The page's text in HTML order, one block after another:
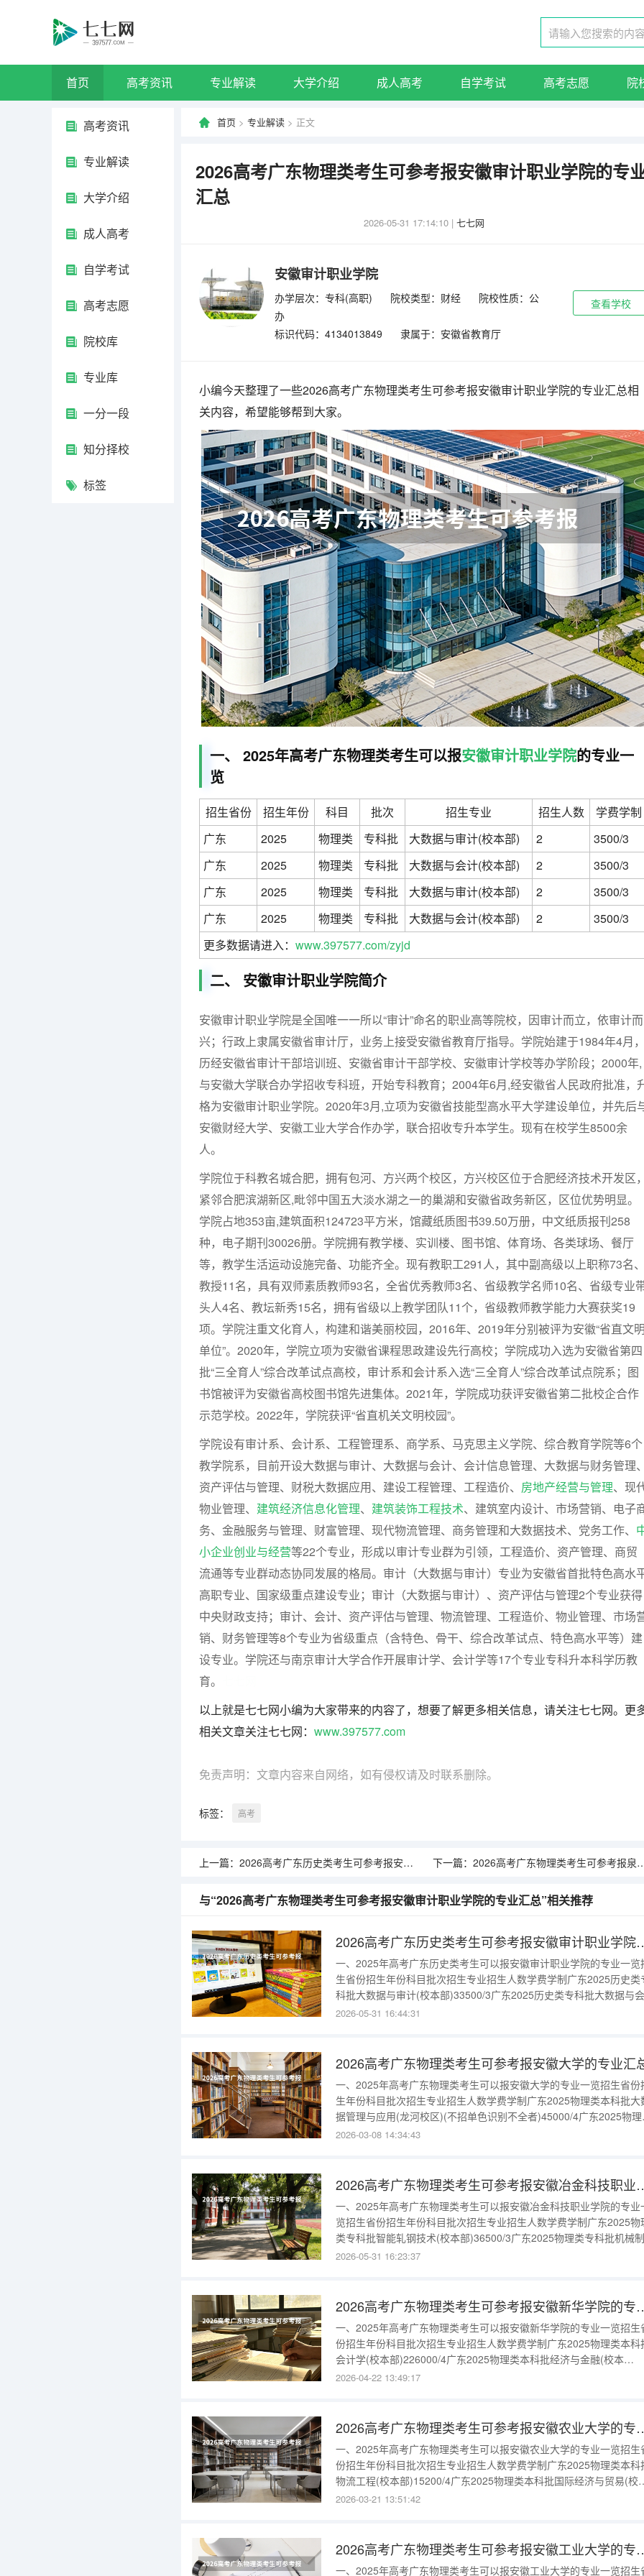
首页 高考资讯 专业解读 大学介绍 成人高考 自学考试 高考志愿 院
高考资讯
专业解读
大学介绍
成人高考
自学考试
高考志愿
院校库
专业库
一分一段
知分择校
标签
首页 > 专业解读 > 正文
2026高考广东物理类考生可参考报安徽审计职业学院的专
汇总
2026-05-31 17:14:10 | 七七网
安徽审计职业学院
办学层次：专科(高职) 院校类型：财经
院校性质：公
办
标识代码：4134013849
隶属于：安徽省教育厅
查看学校
小编今天整理了一些2026高考广东物理类考生可参考报安徽审计职业学院的专业汇总相
关内容，希望能够帮到大家。
一、 2025年高考广东物理类考生可以报安徽审计职业学院的专业一
览
招生省份 招生年份 科目 批次 招生专业 招生人数
学费学制
广东
2025 物理类 专科批 大数据与审计(校本部) 2
3500/3
广东
2025 物理类 专科批 大数据与会计(校本部) 2
3500/3
广东
2025 物理类 专科批 大数据与审计(校本部) 2
3500/3
广东
2025 物理类 专科批 大数据与会计(校本部) 2
3500/3
更多数据请进入： www.397577.com/zyjd
二、 安徽审计职业学院简介
安徽审计职业学院是全国唯一一所以“审计”命名的职业高等院校，因审计而立，依审计而
兴；行政上隶属安徽省审计厅，业务上接受安徽省教育厅指导。学院始建于1984年4月
历经安徽省审计干部培训班、安徽省审计干部学校、安徽审计学校等办学阶段；2000年,
与安徽大学联合办学招收专科班，开始专科教育；2004年6月,经安徽省人民政府批准，
格为安徽审计职业学院。2020年3月,立项为安徽省技能型高水平大学建设单位，并先后
安徽财经大学、安徽工业大学合作办学，联合招收专升本学生。现有在校学生8500余
人。
学院位于科教名城合肥，拥有包河、方兴两个校区，方兴校区位于合肥经济技术开发区
紧邻合肥滨湖新区,毗邻中国五大淡水湖之一的巢湖和安徽省政务新区，区位优势明显。
学院占地353亩,建筑面积124723平方米，馆藏纸质图书39.50万册，中文纸质报刊258
种，电子期刊30026册。学院拥有教学楼、实训楼、图书馆、体育场、各类球场、餐厅
等，教学生活运动设施完备、功能齐全。现有教职工291人，其中副高级以上职称73名
教授11名，具有双师素质教师93名，全省优秀教师3名、省级教学名师10名、省级专业
头人4名、教坛新秀15名，拥有省级以上教学团队11个，省级教师教学能力大赛获奖19
项。学院注重文化育人，构建和谐美丽校园，2016年、2019年分别被评为安徽“省直文
单位”。2020年，学院立项为安徽省课程思政建设先行高校；学院成功入选为安徽省第四
批“三全育人”综合改革试点高校，审计系和会计系入选“三全育人”综合改革试点院系；图
书馆被评为安徽省高校图书馆先进集体。2021年，学院成功获评安徽省第二批校企合作
示范学校。2022年，学院获评“省直机关文明校园”。
学院设有审计系、会计系、工程管理系、商学系、马克思主义学院、综合教育学院等6个
教学院系，目前开设大数据与审计、大数据与会计、会计信息管理、大数据与财务管理
资产评估与管理、财税大数据应用、建设工程管理、工程造价、 房地产经营与管理、现
物业管理、 建筑经济信息化管理、 建筑装饰工程技术、建筑室内设计、市场营销、电子
务、金融服务与管理、财富管理、现代物流管理、商务管理和大数据技术、党务工作、
小企业创业与经营等22个专业，形成以审计专业群为引领，工程造价、资产管理、商贸
流通等专业群动态协同发展的格局。审计（大数据与审计）专业为安徽省首批特色高水
高职专业、国家级重点建设专业；审计（大数据与审计）、资产评估与管理2个专业获得
中央财政支持；审计、会计、资产评估与管理、物流管理、工程造价、物业管理、市场
销、财务管理等8个专业为省级重点（含特色、骨干、综合改革试点、特色高水平等）建
设专业。学院还与南京审计大学合作开展审计学、会计学等17个专业专科升本科学历教
育。
以上就是七七网小编为大家带来的内容了，想要了解更多相关信息，请关注七七网。更
相关文章关注七七网： www.397577.com
免责声明：文章内容来自网络，如有侵权请及时联系删除。
标签： 高考
上一篇： 2026高考广东历史类考生可参考报安徽审计职业学院的专业汇总 下一篇： 2026高考广东物理类考生可参考报泉州工艺美术职业学院的专业汇总
与“2026高考广东物理类考生可参考报安徽审计职业学院的专业汇总”相关推荐
2026高考广东历史
一、2025年高考广东历史类考生可以报安徽审计职业学院的专业一览
生省份招生年份科目批次招生专业招生人数学费学制广东2025历史类
科批大数据与审计(校本部)33500/3广东2025历史类专科批大数据与
(校本部)33500/3广东2025历史类专科批大数据与审计(校本部
2026-05-31 16:44:31
2026高考广东物理类考生可参考报安徽大学的专业汇
一、2025年高考广东物理类考生可以报安徽大学的专业一览招生省份
生年份科目批次招生专业招生人数学费学制广东2025物理类本科批大
据管理与应用(龙河校区)(不招单色识别不全者)45000/4广东2025物
本科批经济学(龙河校区)(不招单色识别不全者)25000/4广东2025物
2026-03-08 14:34:43
2026高考广东物理类
一、2025年高考广东物理类考生可以报安徽冶金科技职业学院的专业
览招生省份招生年份科目批次招生专业招生人数学费学制广东2025物
类专科批智能轧钢技术(校本部)36500/3广东2025物理类专科批机械
及自动化(校本部)26500/3广东2025物理类专科批智能控制技术(校本
2026-05-31 16:23:37
2026高考广东物
一、2025年高考广东物理类考生可以报安徽新华学院的专业一览招生
份招生年份科目批次招生专业招生人数学费学制广东2025物理类本科
会计学(校本部)226000/4广东2025物理类本科批经济与金融(校本
部)526000/4广东2025物理类本科批计算机科学与技术(校本
2026-04-22 13:49:17
2026高考广东物
一、2025年高考广东物理类考生可以报安徽农业大学的专业一览招生
份招生年份科目批次招生专业招生人数学费学制广东2025物理类本科
物流工程(校本部)15200/4广东2025物理类本科批国际经济与贸易(校
部)24900/4广东2025物理类本科批农学(校本部)35980/4广东2025物
2026-03-21 13:51:42
2026高考广东物
一、2025年高考广东物理类考生可以报安徽工业大学的专业一览招生